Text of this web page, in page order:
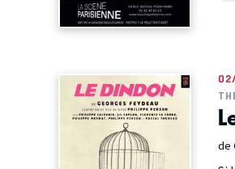
de